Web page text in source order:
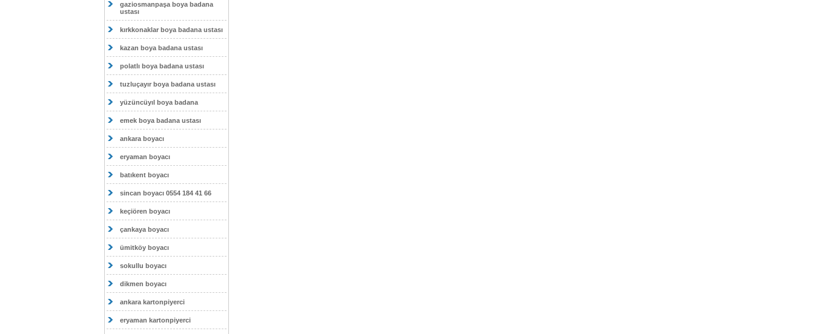
gaziosmanpaşa boya badana
ustası
kırkkonaklar boya badana ustası
kazan boya badana ustası
polatlı boya badana ustası
tuzluçayır boya badana ustası
yüzüncüyıl boya badana
emek boya badana ustası
ankara boyacı
eryaman boyacı
batıkent boyacı
sincan boyacı 0554 184 41 66
keçiören boyacı
çankaya boyacı
ümitköy boyacı
sokullu boyacı
dikmen boyacı
ankara kartonpiyerci
eryaman kartonpiyerci